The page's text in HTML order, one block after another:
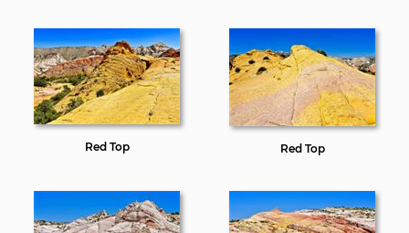
Red Top Red Top